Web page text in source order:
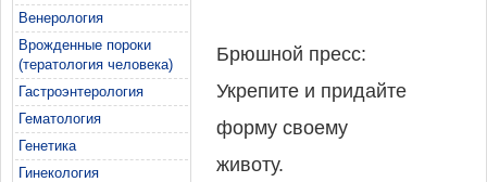
Венерология
Врожденные пороки
(тератология человека)
Гастроэнтерология
Гематология
Генетика
Гинекология
Брюшной пресс:
Укрепите и придайте
форму своему
животу.